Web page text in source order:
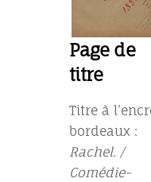
Page de
titre
Titre à
bordeaux :
Rachel. /
Comédie-